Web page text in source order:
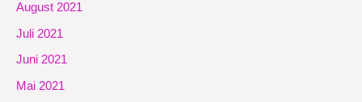
August 2021
Juli 2021
Juni 2021
Mai 2021